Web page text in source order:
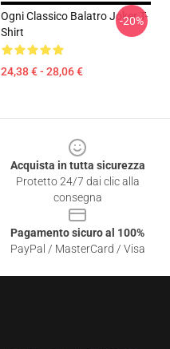
Ogni Classico Balatro Joker T-
Shirt
24,38 € - 28,06 €
-20%
Acquista in tutta sicurezza
Protetto 24/7 dai clic alla
consegna
Pagamento sicuro al 100%
PayPal / MasterCard / Visa